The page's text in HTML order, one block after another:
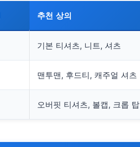
추천 상의
기본 티셔츠, 니트, 셔츠
맨투맨, 후드티, 캐주얼 셔츠
오버핏 티셔츠, 볼캡, 크롭 탑